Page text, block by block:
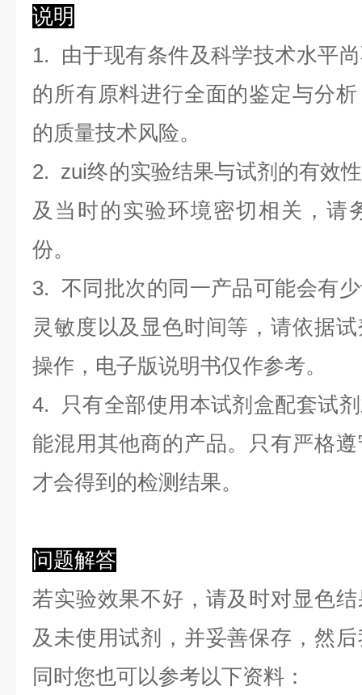
说明
1. 由于现有条件及科学技术水平
的所有原料进行全面的鉴定与分
的质量技术风险。
2. zui终的实验结果与试剂的有效
及当时的实验环境密切相关，请
份。
3. 不同批次的同一产品可能会有
灵敏度以及显色时间等，请依据
操作，电子版说明书仅作参考。
4. 只有全部使用本试剂盒配套试
能混用其他商的产品。只有严格
才会得到的检测结果。
问题解答
若实验效果不好，请及时对显色
及未使用试剂，并妥善保存，然
同时您也可以参考以下资料：